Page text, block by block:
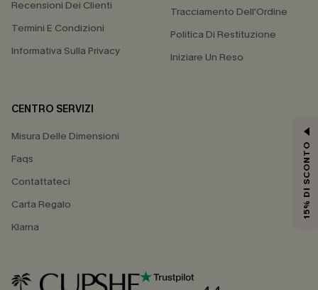
Recensioni Dei Clienti
Termini E Condizioni
Informativa Sulla Privacy
Tracciamento Dell'Ordine
Politica Di Restituzione
Iniziare Un Reso
CENTRO SERVIZI
Misura Delle Dimensioni
Faqs
Contattateci
Carta Regalo
Klarna
15% DI SCONTO